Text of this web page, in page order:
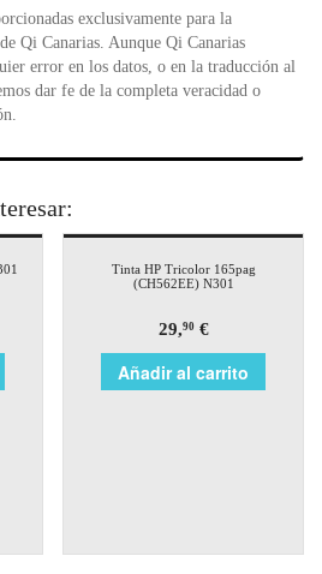
exclusivamente para la
Qi Canarias. Aunque Qi Canarias
error en los datos, o en la traducción al
dar fe de la completa veracidad o
Tinta HP Tricolor 165pag
(CH562EE) N301
29,90€
Añadir al carrito